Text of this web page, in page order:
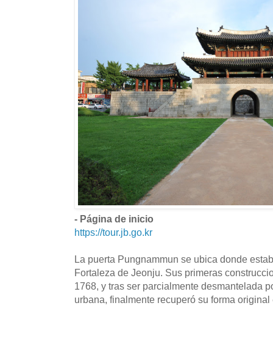
- Página de inicio
https://tour.jb.go.kr
La puerta Pungnammun se ubica donde
Fortaleza de Jeonju. Sus primeras
1768, y tras ser parcialmente desmantelada
urbana, finalmente recuperó su forma original